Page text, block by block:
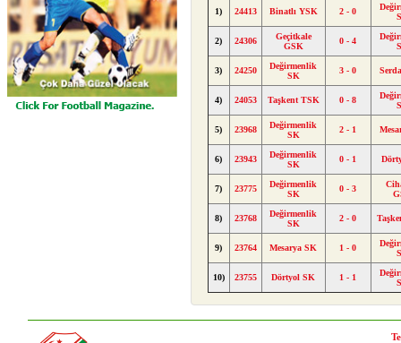
1) 24413 Binatlı YSK 2 - 0
2) 24306
Geçitkale
GSK
0 - 4
3) 24250
Değirmenlik
SK
3 - 0
4) 24053 Taşkent TSK 0 - 8
5) 23968
Değirmenlik
SK
2 - 1
6) 23943
Değirmenlik
SK
0 - 1
7) 23775
Değirmenlik
SK
0 - 3
8) 23768
Değirmenlik
SK
2 - 0
9) 23764 Mesarya SK 1 - 0
10) 23755 Dörtyol SK 1 - 1